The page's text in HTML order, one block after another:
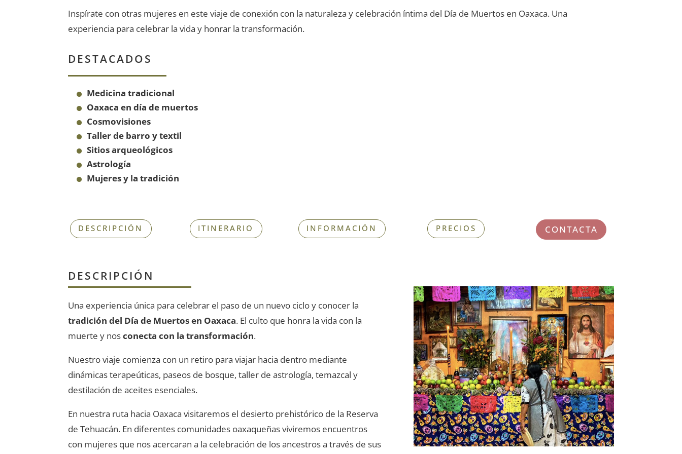
Inspírate con otras mujeres en este viaje de conexión con la naturaleza y celebración íntima del Día de Muertos en Oaxaca. Una
experiencia para celebrar la vida y honrar la transformación.
DESTACADOS
Medicina tradicional
Oaxaca en día de muertos
Cosmovisiones
Taller de barro y textil
Sitios arqueológicos
Astrología
Mujeres y la tradición
DESCRIPCIÓN ITINERARIO INFORMACIÓN PRECIOS CONTACTA
DESCRIPCIÓN
Una experiencia única para celebrar el paso de un nuevo ciclo y conocer la
tradición del Día de Muertos en Oaxaca. El culto que honra la vida con la
muerte y nosconecta con la transformación.
Nuestro viaje comienza con un retiro para viajar hacia dentro mediante
dinámicas terapeúticas, paseos de bosque, taller de astrología, temazcal y
destilación de aceites esenciales.
En nuestra ruta hacia Oaxaca visitaremos el desierto prehistórico de la Reserva
de Tehuacán. En diferentes comunidades oaxaqueñas viviremos encuentros
con mujeres que nos acercaran a la celebración de los ancestros a través de sus